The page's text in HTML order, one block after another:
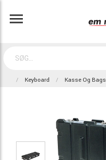
Keyboard Kasse Og Bags